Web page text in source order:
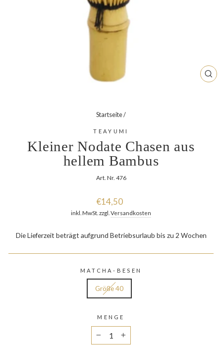
Startseite/
TEAYUMI
Kleiner Nodate Chasen aus
hellem Bambus
Art. Nr. 476
Normaler
Preis
€14,50
inkl. MwSt. zzgl. Versandkosten
Die Lieferzeit beträgt aufgrund Betriebsurlaub bis zu 2 Wochen
MATCHA-BESEN
Größe 40
MENGE
+